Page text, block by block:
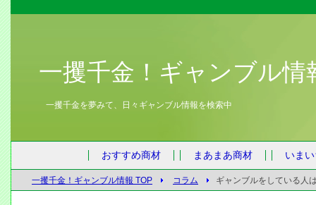
一攫千金！ギャンブル情
一攫千金を夢みて、日々ギャンブル情報を検索中
おすすめ商材 まあまあ商材 いま
一攫千金！ギャンブル情報 TOP コラム ギャンブルをしている人